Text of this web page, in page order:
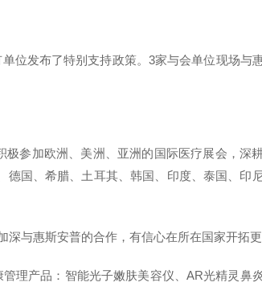
位发布了特别支持政策。3家与会单位现场与
参加欧洲、美洲、亚洲的国际医疗展会，深
国、希腊、土耳其、韩国、印度、泰国、印
与惠斯安普的合作，有信心在所在国家开拓更
理产品：智能光子嫩肤美容仪、AR光精灵鼻